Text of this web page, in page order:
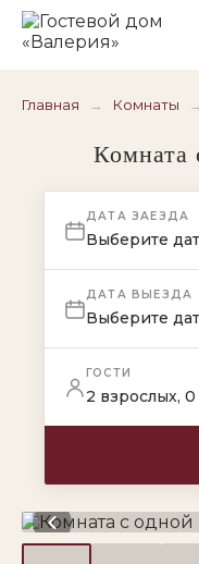
Главная → Комнаты →
Комната
ДАТА ЗАЕЗДА
Выберите
ДАТА ВЫЕЗДА
Выберите
ГОСТИ
2 взрослых,